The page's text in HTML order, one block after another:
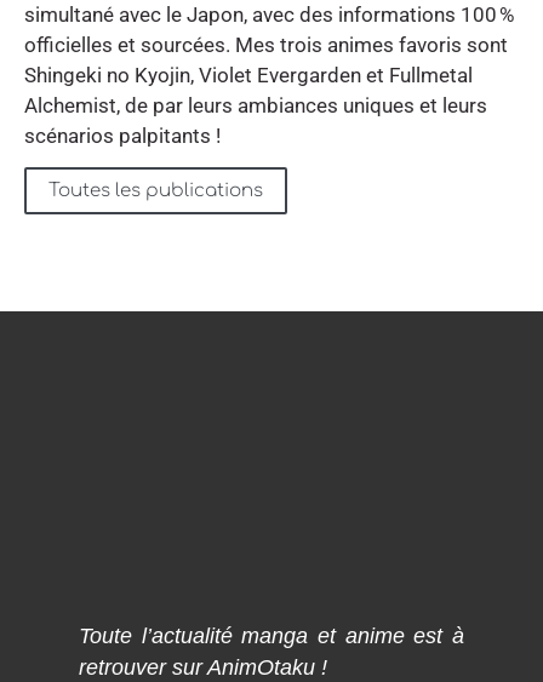
simultané avec le Japon, avec des informations 100 %
officielles et sourcées. Mes trois animes favoris sont
Shingeki no Kyojin, Violet Evergarden et Fullmetal
Alchemist, de par leurs ambiances uniques et leurs
scénarios palpitants !
Toutes les publications
Toute l’actualité manga et anime est à
retrouver sur AnimOtaku !